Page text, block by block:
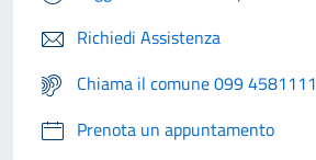
Richiedi Assistenza
Chiama il comune 099 4581111
Prenota un appuntamento